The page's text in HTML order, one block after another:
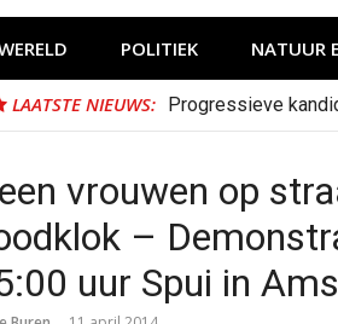
POLITIEK NATUUR
LAATSTE NIEUWS: Progressieve
vrouwen op
–
uur Spui in